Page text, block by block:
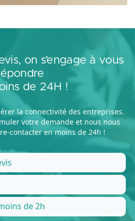
on s’engage à vous
de 24H !
la connectivité des entreprises.
votre demande et nous nous
contacter en moins de 24h !
de 2h